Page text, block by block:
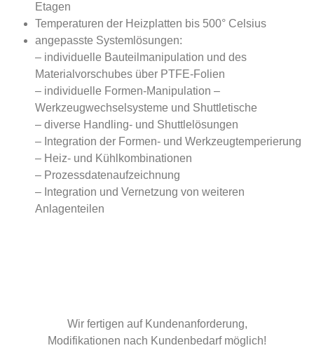
Etagen
Temperaturen der Heizplatten bis 500° Celsius
angepasste Systemlösungen:
– individuelle Bauteilmanipulation und des
Materialvorschubes über PTFE-Folien
– individuelle Formen-Manipulation –
Werkzeugwechselsysteme und Shuttletische
– diverse Handling- und Shuttlelösungen
– Integration der Formen- und Werkzeugtemperierung
– Heiz- und Kühlkombinationen
– Prozessdatenaufzeichnung
– Integration und Vernetzung von weiteren
Anlagenteilen
Wir fertigen auf Kundenanforderung,
Modifikationen nach Kundenbedarf möglich!